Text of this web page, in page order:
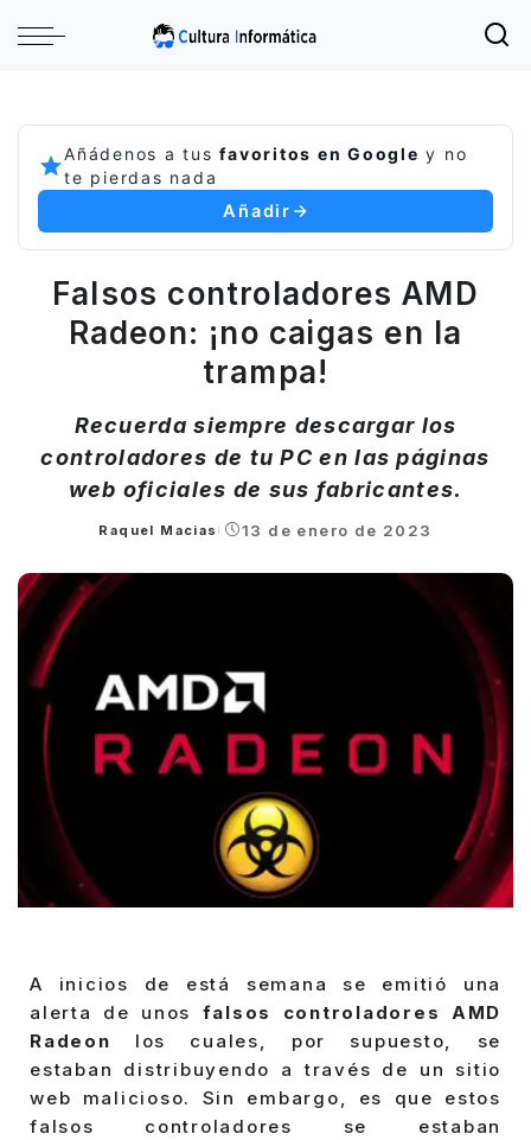
Añádenos a tusfavoritos en Google y no
te pierdas nada
Añadir
Falsos controladores AMD
Radeon: ¡no caigas en la
trampa!
Recuerda siempre descargar los
controladores de tu PC en las páginas
web oficiales de sus fabricantes.
Posted
Raquel Macias 13 de enero de 2023
A inicios de está semana se emitió una
alerta de unos falsos controladores AMD
Radeon los cuales, por supuesto, se
estaban distribuyendo a través de un sitio
web malicioso. Sin embargo, es que estos
falsos controladores se estaban